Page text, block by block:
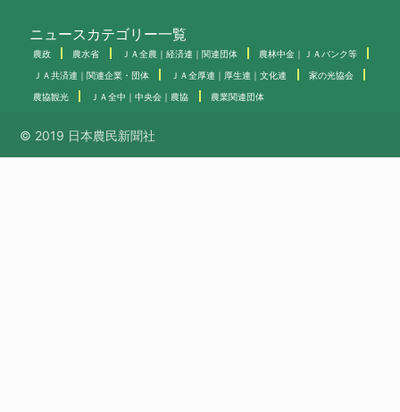
ニュースカテゴリー一覧
農政 農水省 ＪＡ全農｜経済連｜関連団体 農林中金｜ＪＡバンク等
ＪＡ共済連｜関連企業・団体 ＪＡ全厚連｜厚生連｜文化連 家の光協会
農協観光 ＪＡ全中｜中央会｜農協 農業関連団体
© 2019 日本農民新聞社